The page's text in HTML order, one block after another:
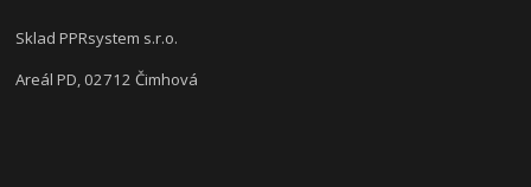
Sklad PPRsystem s.r.o.
Areál PD, 02712 Čimhová